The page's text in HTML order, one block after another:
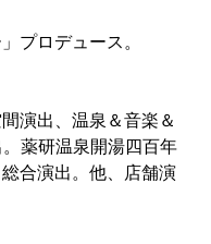
プロデュース。
演出、温泉＆音楽＆
薬研温泉開湯四百年
合演出。他、店舗演